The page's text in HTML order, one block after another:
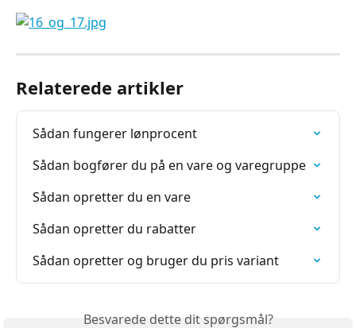
Relaterede artikler
Sådan fungerer lønprocent
Sådan bogfører du på en vare og varegruppe
Sådan opretter du en vare
Sådan opretter du rabatter
Sådan opretter og bruger du pris variant
Besvarede dette dit spørgsmål?